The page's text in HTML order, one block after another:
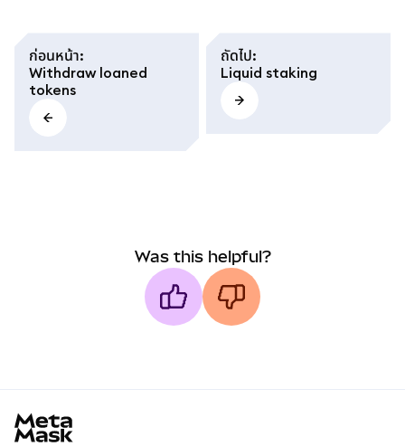
ก่อนหน้า:
Withdraw loaned
tokens
ถัดไป:
Liquid staking
Was this helpful?